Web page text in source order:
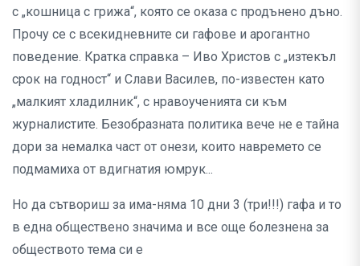
с „кошница с грижа“, която се оказа с продънено дъно.
Прочу се с всекидневните си гафове и арогантно
поведение. Кратка справка – Иво Христов с „изтекъл
срок на годност“ и Слави Василев, по-известен като
„малкият хладилник“, с нравоученията си към
журналистите. Безобразната политика вече не е тайна
дори за немалка част от онези, които навремето се
подмамиха от вдигнатия юмрук...
Но да сътвориш за има-няма 10 дни 3 (три!!!) гафа и то
в една обществено значима и все още болезнена за
обществото тема си е